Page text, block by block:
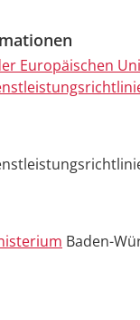
Europäischen
Baden-